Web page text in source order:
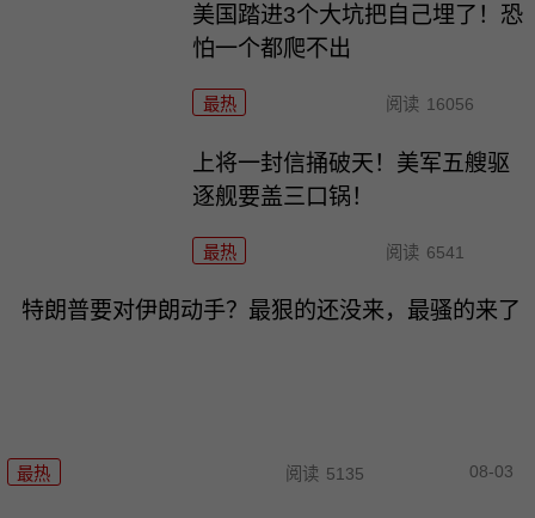
美国踏进3个大坑把自己埋了！恐
怕一个都爬不出
最热 阅读 16056
上将一封信捅破天！美军五艘驱
逐舰要盖三口锅！
最热 阅读 6541
特朗普要对伊朗动手？最狠的还没来，最骚的来了
最热 阅读 5135 08-03